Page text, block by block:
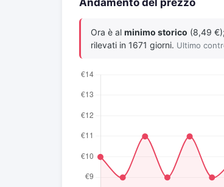
Andamento del prezzo
Ora è al minimo storico (8,49
rilevati in 1671 giorni. Ultimo